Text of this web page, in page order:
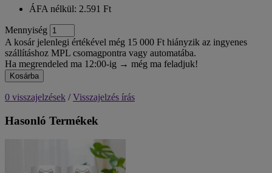
ÁFA nélkül: 2.591 Ft
Mennyiség
A kosár jelenlegi értékével még 15 000 Ft hiányzik az ingyenes
szállításhoz MPL csomagpontra vagy automatába.
Ha megrendeled ma 12:00-ig → még ma feladjuk!
Kosárba
0 visszajelzések /Visszajelzés írás
Hasonló Termékek